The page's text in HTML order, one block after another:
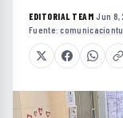
EDITORIAL TEAM·Jun 8,
Fuente: